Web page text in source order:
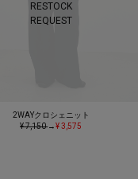
RESTOCK
REQUEST
2WAYクロシェニット
¥ 7,150→¥ 3,575